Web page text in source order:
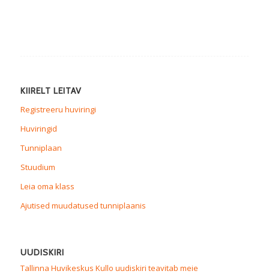
KIIRELT LEITAV
Registreeru huviringi
Huviringid
Tunniplaan
Stuudium
Leia oma klass
Ajutised muudatused tunniplaanis
UUDISKIRI
Tallinna Huvikeskus Kullo uudiskiri teavitab meie